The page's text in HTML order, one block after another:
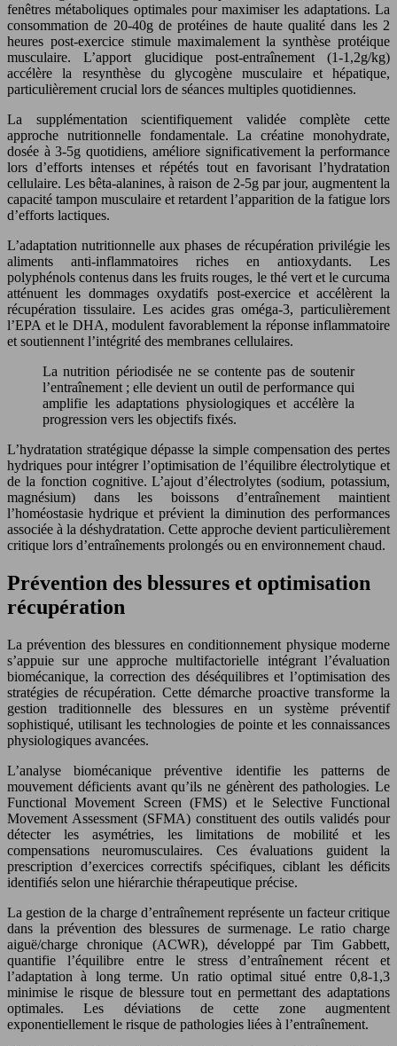
fenêtres métaboliques optimales pour maximiser les adaptations. La
consommation de 20-40g de protéines de haute qualité dans les 2
heures post-exercice stimule maximalement la synthèse protéique
musculaire. L’apport glucidique post-entraînement (1-1,2g/kg)
accélère la resynthèse du glycogène musculaire et hépatique,
particulièrement crucial lors de séances multiples quotidiennes.
La supplémentation scientifiquement validée complète cette
approche nutritionnelle fondamentale. La créatine monohydrate,
dosée à 3-5g quotidiens, améliore significativement la performance
lors d’efforts intenses et répétés tout en favorisant l’hydratation
cellulaire. Les bêta-alanines, à raison de 2-5g par jour, augmentent la
capacité tampon musculaire et retardent l’apparition de la fatigue lors
d’efforts lactiques.
L’adaptation nutritionnelle aux phases de récupération privilégie les
aliments anti-inflammatoires riches en antioxydants. Les
polyphénols contenus dans les fruits rouges, le thé vert et le curcuma
atténuent les dommages oxydatifs post-exercice et accélèrent la
récupération tissulaire. Les acides gras oméga-3, particulièrement
l’EPA et le DHA, modulent favorablement la réponse inflammatoire
et soutiennent l’intégrité des membranes cellulaires.
La nutrition périodisée ne se contente pas de soutenir
l’entraînement ; elle devient un outil de performance qui
amplifie les adaptations physiologiques et accélère la
progression vers les objectifs fixés.
L’hydratation stratégique dépasse la simple compensation des pertes
hydriques pour intégrer l’optimisation de l’équilibre électrolytique et
de la fonction cognitive. L’ajout d’électrolytes (sodium, potassium,
magnésium) dans les boissons d’entraînement maintient
l’homéostasie hydrique et prévient la diminution des performances
associée à la déshydratation. Cette approche devient particulièrement
critique lors d’entraînements prolongés ou en environnement chaud.
Prévention des blessures et optimisation
récupération
La prévention des blessures en conditionnement physique moderne
s’appuie sur une approche multifactorielle intégrant l’évaluation
biomécanique, la correction des déséquilibres et l’optimisation des
stratégies de récupération. Cette démarche proactive transforme la
gestion traditionnelle des blessures en un système préventif
sophistiqué, utilisant les technologies de pointe et les connaissances
physiologiques avancées.
L’analyse biomécanique préventive identifie les patterns de
mouvement déficients avant qu’ils ne génèrent des pathologies. Le
Functional Movement Screen (FMS) et le Selective Functional
Movement Assessment (SFMA) constituent des outils validés pour
détecter les asymétries, les limitations de mobilité et les
compensations neuromusculaires. Ces évaluations guident la
prescription d’exercices correctifs spécifiques, ciblant les déficits
identifiés selon une hiérarchie thérapeutique précise.
La gestion de la charge d’entraînement représente un facteur critique
dans la prévention des blessures de surmenage. Le ratio charge
aiguë/charge chronique (ACWR), développé par Tim Gabbett,
quantifie l’équilibre entre le stress d’entraînement récent et
l’adaptation à long terme. Un ratio optimal situé entre 0,8-1,3
minimise le risque de blessure tout en permettant des adaptations
optimales. Les déviations de cette zone augmentent
exponentiellement le risque de pathologies liées à l’entraînement.